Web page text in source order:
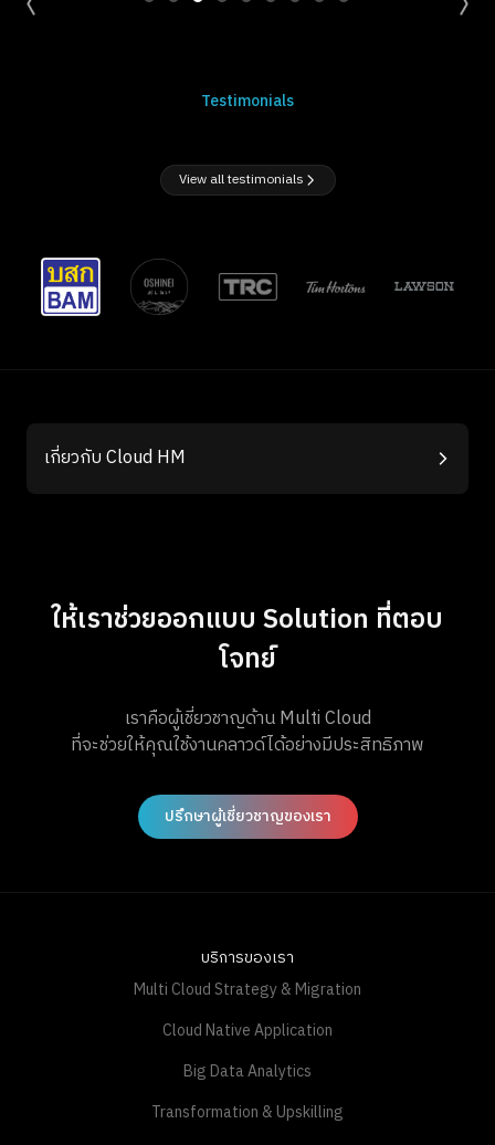
Testimonials
View all testimonials
เกี่ยวกับ Cloud HM
ให้เราช่วยออกแบบ Solution ที่ตอบ
โจทย์
เราคือผู้เชี่ยวชาญด้าน Multi Cloud
ที่จะช่วยให้คุณใช้งานคลาวด์ได้อย่างมีประสิทธิภาพ
ปรึกษาผู้เชี่ยวชาญของเรา
บริการของเรา
Multi Cloud Strategy & Migration
Cloud Native Application
Big Data Analytics
Transformation & Upskilling